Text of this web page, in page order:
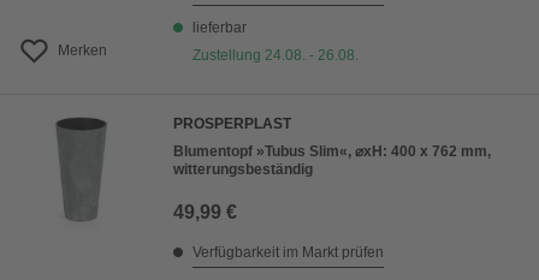
Merken
lieferbar
Zustellung 24.08. - 26.08.
PROSPERPLAST
Blumentopf »Tubus Slim«, ⌀xH: 400 x 762 mm,
witterungsbeständig
49,99 €
Verfügbarkeit im Markt prüfen